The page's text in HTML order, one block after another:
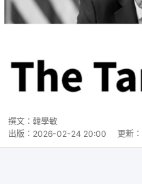
撰文： 韓學敏
出版： 2026-02-24 20:00 更新：